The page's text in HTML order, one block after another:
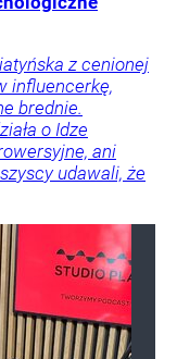
z cenionej
influencerkę,
brednie.
o Idze
ani
udawali, że